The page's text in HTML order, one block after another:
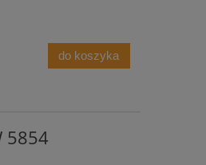
do koszyka
5854